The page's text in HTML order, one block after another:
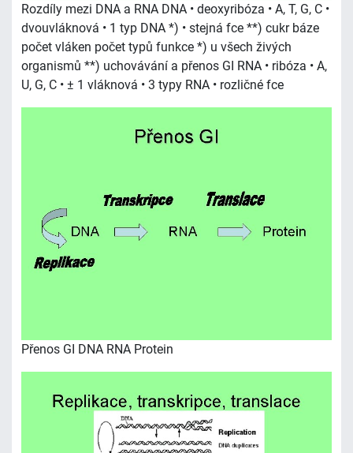
Rozdíly mezi DNA a RNA DNA • deoxyribóza • A, T, G, C •
dvouvláknová • 1 typ DNA *) • stejná fce **) cukr báze
počet vláken počet typů funkce *) u všech živých
organismů **) uchovávání a přenos GI RNA • ribóza • A,
U, G, C • ± 1 vláknová • 3 typy RNA • rozličné fce
Přenos GI DNA RNA Protein